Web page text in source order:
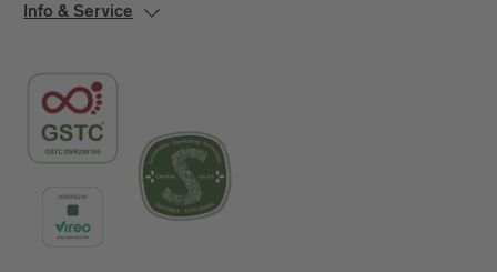
Info & Service